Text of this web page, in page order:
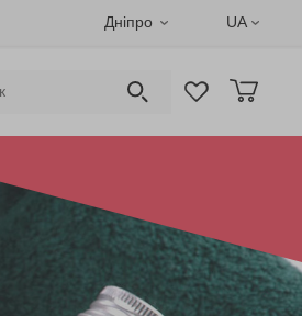
Дніпро UA